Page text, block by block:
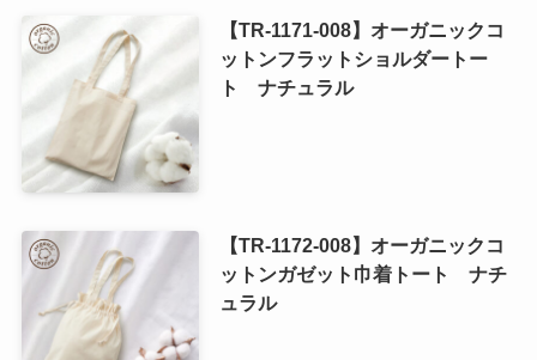
【TR-1171-008】オーガニックコ
ットンフラットショルダートー
ト ナチュラル
【TR-1172-008】オーガニックコ
ットンガゼット巾着トート ナチ
ュラル